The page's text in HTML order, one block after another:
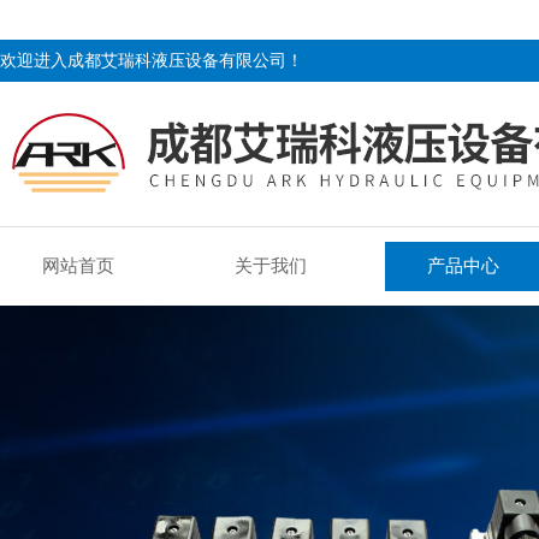
欢迎进入成都艾瑞科液压设备有限公司！
网站首页 关于我们 产品中心